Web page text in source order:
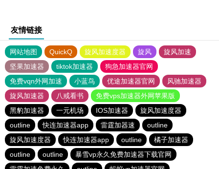
友情链接
网站地图 QuickQ 旋风加速度器 旋风
旋风加速
坚果加速器
tiktok加速器
狗急加速器官网
免费vqn外网加速
小蓝鸟 优途加速器官网
风驰加速器
旋风加速器
八戒看书
免费vps加速器外网苹果版
黑豹加速器
一元机场 IOS加速器
旋风加速度器
outline
快连加速器app 雷霆加器速
outline
旋风加速度器
快连加速器app outline
橘子加速器
outline
outline
暴雪vp永久免费加速器下载官网